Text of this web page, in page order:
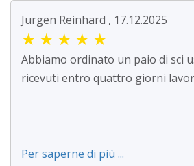
Jürgen Reinhard , 17.12.2025
★ ★ ★ ★ ★
Abbiamo ordinato un paio di sci
ricevuti entro quattro giorni
Per saperne di più ...